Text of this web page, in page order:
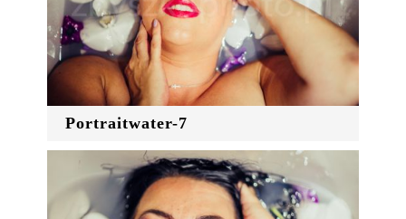
Portraitwater-7